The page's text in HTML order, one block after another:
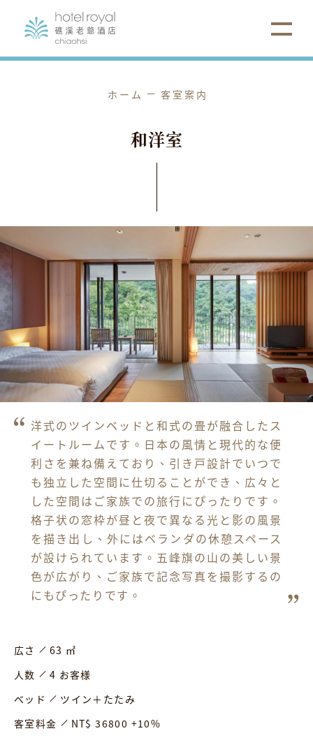
ホーム 客室案内
和洋室
洋式のツインベッドと和式の畳が融合したス
イートルームです。日本の風情と現代的な便
利さを兼ね備えており、引き戸設計でいつで
も独立した空間に仕切ることができ、広々と
した空間はご家族での旅行にぴったりです。
格子状の窓枠が昼と夜で異なる光と影の風景
を描き出し、外にはベランダの休憩スペース
が設けられています。五峰旗の山の美しい景
色が広がり、ご家族で記念写真を撮影するの
にもぴったりです。
広さ
63 ㎡
人数
4 お客様
ベッド
ツイン＋たたみ
客室料金
NT$ 36800 +10%